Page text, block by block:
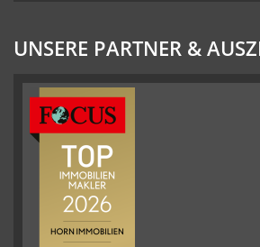
UNSERE PARTNER &